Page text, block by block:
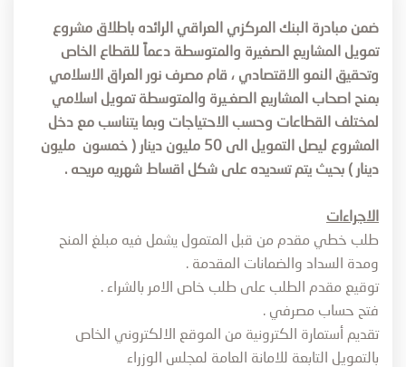
ضمن مبادرة البنك المركزي العراقي الرائده باطلاق مشروع
تمويل المشاريع الصغيرة والمتوسطة دعماً للقطاع الخاص
وتحقيق النمو الاقتصادي ، قام مصرف نور العراق الاسلامي
بمنح اصحاب المشاريع الصغـيرة والمتوسطة تمويل اسلامي
لمختلف القطاعات وحسب الاحتياجات وبما يتناسب مع دخل
المشروع ليصل التمويل الى 50 مليون دينار ( خمسون مليون
دينار ) بحيث يتم تسديده على شكل اقساط شهريه مريحه .
الاجراءات
طلب خطي مقدم من قبل المتمول يشمل فيه مبلغ المنح
ومدة السداد والضمانات المقدمة .
توقيع مقدم الطلب على طلب خاص الامر بالشراء .
فتح حساب مصرفي .
تقديم أستمارة الكترونية من الموقع الالكتروني الخاص
بالتمويل التابعة للامانة العامة لمجلس الوزراء